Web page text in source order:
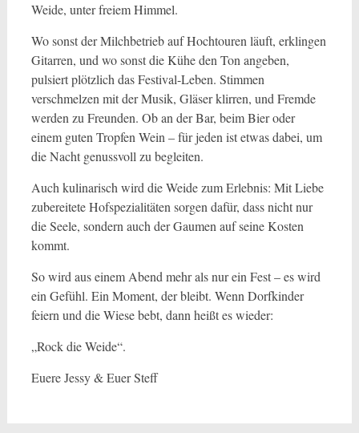
Weide, unter freiem Himmel.
Wo sonst der Milchbetrieb auf Hochtouren läuft, erklingen
Gitarren, und wo sonst die Kühe den Ton angeben,
pulsiert plötzlich das Festival-Leben. Stimmen
verschmelzen mit der Musik, Gläser klirren, und Fremde
werden zu Freunden. Ob an der Bar, beim Bier oder
einem guten Tropfen Wein – für jeden ist etwas dabei, um
die Nacht genussvoll zu begleiten.
Auch kulinarisch wird die Weide zum Erlebnis: Mit Liebe
zubereitete Hofspezialitäten sorgen dafür, dass nicht nur
die Seele, sondern auch der Gaumen auf seine Kosten
kommt.
So wird aus einem Abend mehr als nur ein Fest – es wird
ein Gefühl. Ein Moment, der bleibt. Wenn Dorfkinder
feiern und die Wiese bebt, dann heißt es wieder:
„Rock die Weide“.
Euere Jessy & Euer Steff